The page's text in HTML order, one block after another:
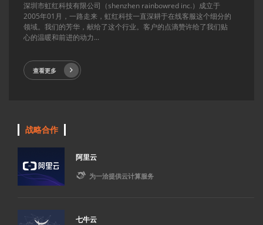
深圳市虹红科技有限公司（shenzhen rainbowred inc.）成立于
2005年01月，一路走来，虹红科技一直深耕于在线客服这个细分的
领域。我们的芳华，献给了这个行业。客户的点滴赞许给了我们贴
心的温暖和前进的动力...
查看更多
战略合作
阿里云
 为一洽提供云计算服务
七牛云